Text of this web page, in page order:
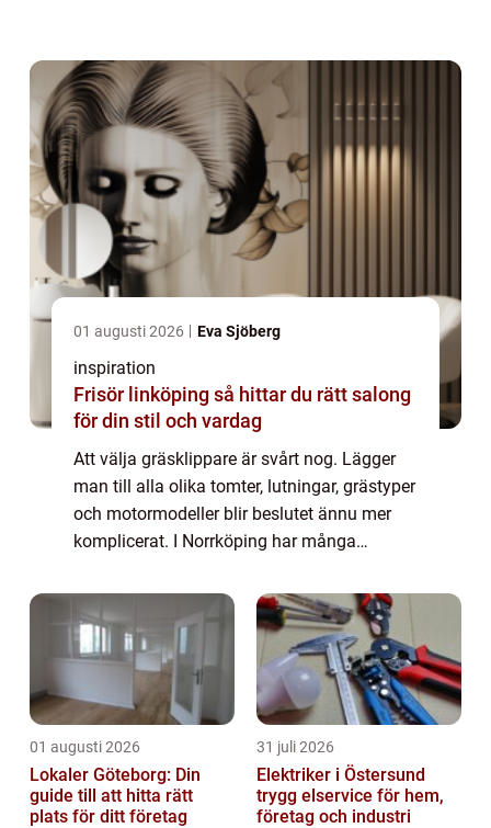
01 augusti 2026 Eva Sjöberg
inspiration
Frisör linköping så hittar du rätt salong
för din stil och vardag
Att välja gräsklippare är svårt nog. Lägger
man till alla olika tomter, lutningar, grästyper
och motormodeller blir beslutet ännu mer
komplicerat. I Norrköping har många
passager och ytor som används fliti...
01 augusti 2026
Lokaler Göteborg: Din
guide till att hitta rätt
plats för ditt företag
31 juli 2026
Elektriker i Östersund
trygg elservice för hem,
företag och industri